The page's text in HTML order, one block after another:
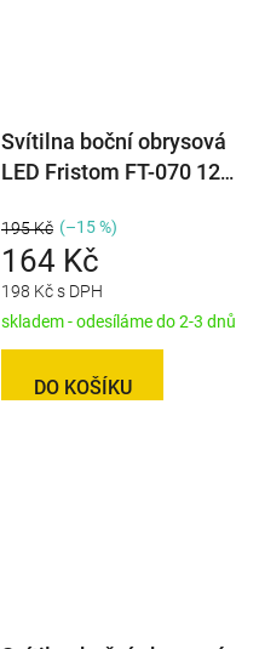
Svítilna boční obrysová
LED Fristom FT-070 12-
198 Kč s DPH
164 Kč
195 Kč (–15 %)
skladem - odesíláme do 2-3 dnů
DO KOŠÍKU